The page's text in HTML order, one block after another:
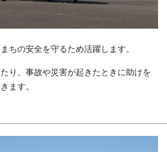
ちの安全を守るため活躍します。
り、事故や災害が起きたときに助けを
ます。